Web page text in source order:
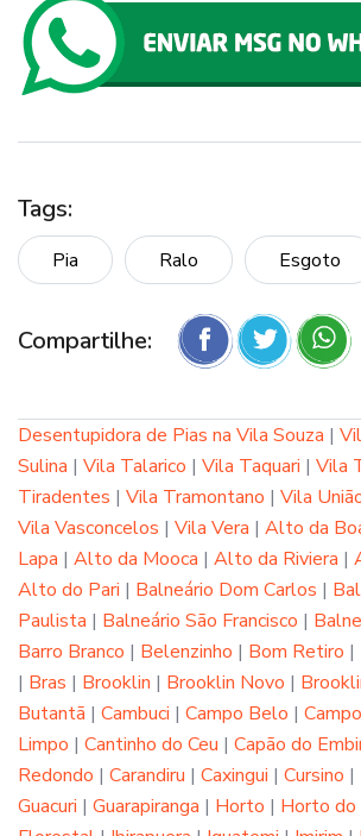
Tags:
Pia Ralo Esgoto
Compartilhe:
Desentupidora de Pias na Vila Souza |
Sulina | Vila Talarico | Vila Taquari | Vila
Tiradentes | Vila Tramontano | Vila
Vila Vasconcelos | Vila Vera | Alto da
Lapa | Alto da Mooca | Alto da Riviera |
Alto do Pari | Balneário Dom Carlos |
Paulista | Balneário São Francisco |
Barro Branco | Belenzinho | Bom Retiro |
| Bras | Brooklin | Brooklin Novo |
Butantã | Cambuci | Campo Belo |
Limpo | Cantinho do Ceu | Capão do
Redondo | Carandiru | Caxingui | Cursino |
Guacuri | Guarapiranga | Horto | Horto do